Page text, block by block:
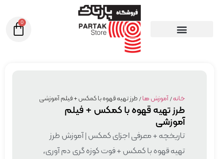
0
خانه/آموزش ها/ طرز تهیه قهوه با کمکس + فیلم آموزشی
طرز تهیه قهوه با کمکس + فیلم
آموزشی
تاریخچه + معرفی اجزای کمکس | آموزش طرز
تهیه قهوه با کمکس + فوت کوزه گری دم آوری،